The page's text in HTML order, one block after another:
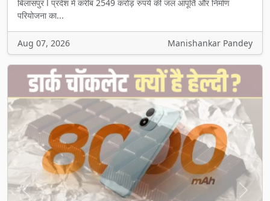
बिलासपुर l प्रदेश में करीब 2549 करोड़ रुपये की जल आपूर्ति और निर्माण
परियोजना का...
Aug 07, 2026 Manishankar Pandey
Previous Next